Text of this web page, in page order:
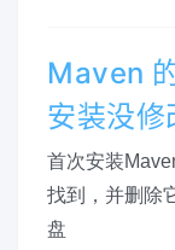
Maven
安装没修
首次安装
找到，并删除
盘